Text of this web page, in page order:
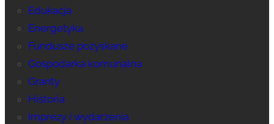
Edukacja
Energetyka
Fundusze pozyskane
Gospodarka komunalna
Granty
Historia
Imprezy i wydarzenia